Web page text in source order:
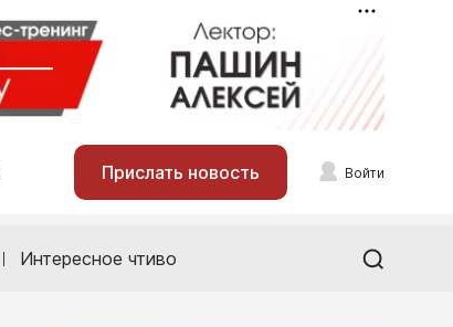
Прислать новость Войти
Интересное чтиво